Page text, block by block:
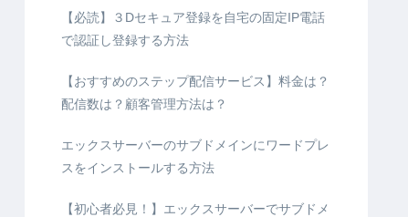
【必読】３Dセキュア登録を自宅の固定IP電話
で認証し登録する方法
【おすすめのステップ配信サービス】料金は？
配信数は？顧客管理方法は？
エックスサーバーのサブドメインにワードプレ
スをインストールする方法
【初心者必見！】エックスサーバーでサブドメ